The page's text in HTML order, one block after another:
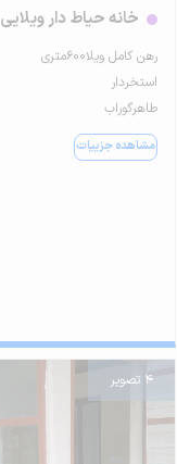
خانه حیاط دار ویلایی
رهن کامل ویلا۶۰۰متری
استخردار
طاهرگوراب
مشاهده جزییات
4 تصویر